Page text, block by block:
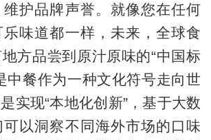
护品牌声誉。就像您在任何
乐味道都一样，未来，全球食
方品尝到原汁原味的“中国标
中餐作为一种文化符号走向世
实现“本地化创新”，基于大数
以洞察不同海外市场的口味